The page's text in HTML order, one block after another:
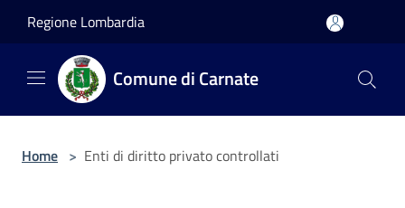
Regione Lombardia
Comune di Carnate
Home > Enti di diritto privato controllati